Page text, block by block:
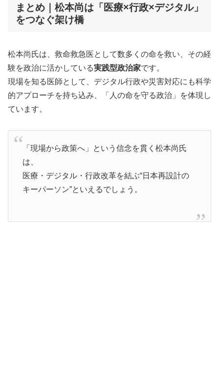
まとめ｜松本尚は「医療×行政×デジタル」
をつなぐ架け橋
松本尚氏は、救命救急医として数多くの命を救い、その経
験を政治に活かしている実践型政治家です。
現場を知る医師として、デジタル行政や災害対応にも科学
的アプローチを持ち込み、「人の命を守る政治」を体現し
ています。
「現場から政策へ」という信念を貫く松本尚氏
は、
医療・デジタル・行政改革を結ぶ“日本再設計の
キーパーソン”といえるでしょう。